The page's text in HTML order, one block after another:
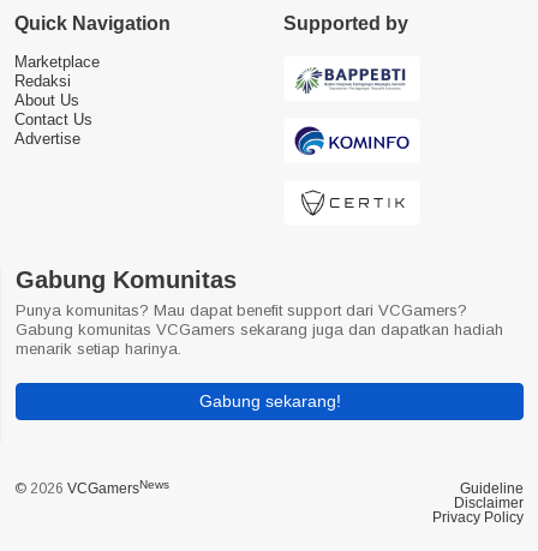
Quick Navigation
Marketplace
Redaksi
About Us
Contact Us
Advertise
Supported by
Gabung Komunitas
Punya komunitas? Mau dapat benefit support dari VCGamers?
Gabung komunitas VCGamers sekarang juga dan dapatkan hadiah
menarik setiap harinya.
Gabung sekarang!
© 2026 VCGamersNews
Guideline
Disclaimer
Privacy Policy